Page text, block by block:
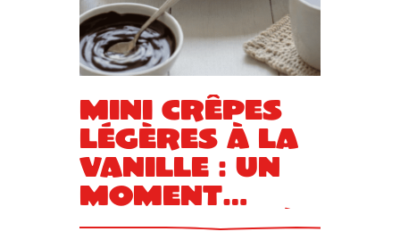
Mini crêpes
légères à la
vanille : un
moment
gourmand à